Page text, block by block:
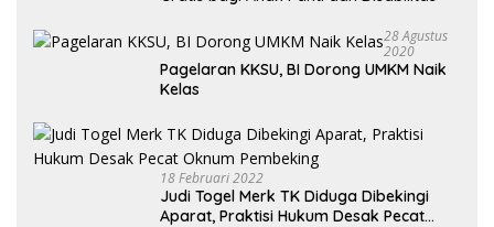
28 Agustus
2020
Pagelaran KKSU, BI Dorong UMKM Naik
Kelas
18 Februari 2022
Judi Togel Merk TK Diduga Dibekingi
Aparat, Praktisi Hukum Desak Pecat